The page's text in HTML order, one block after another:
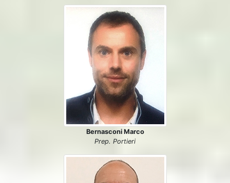
Bernasconi Marco
Prep. Portieri